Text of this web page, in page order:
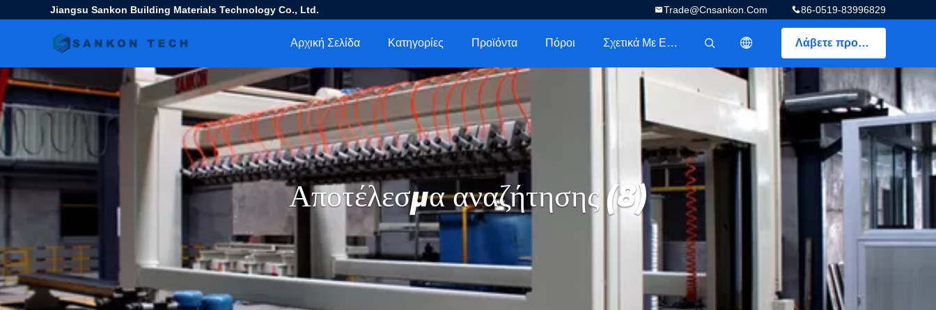
Jiangsu Sankon Building Materials Technology Co., Ltd. 86-0519-83996829
Trade@cnsankon.com
Λάβετε προσφορά
描述
Αρχική Σελίδα Κατηγορίες Προϊόντα Πόροι Σχετικά Με Εμάς
Αποτέλεσμα αναζήτησης (8)